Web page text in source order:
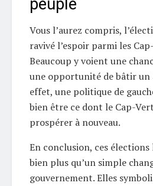
peuple
Vous l’aurez compris,
ravivé l’espoir parmi les
Beaucoup y voient une
une opportunité de bâtir un
effet, une politique de
bien être ce dont le Cap-
prospérer à nouveau.
En conclusion, ces
bien plus qu’un simple
gouvernement. Elles